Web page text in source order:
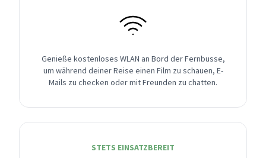
Genieße kostenloses WLAN an Bord der Fernbusse,
um während deiner Reise einen Film zu schauen, E-
Mails zu checken oder mit Freunden zu chatten.
STETS EINSATZBEREIT